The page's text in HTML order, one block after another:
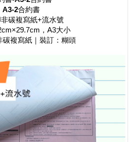
A3-2合約書
碳複寫紙+流水號
，A3大小
碳複寫紙｜裝訂：糊頭